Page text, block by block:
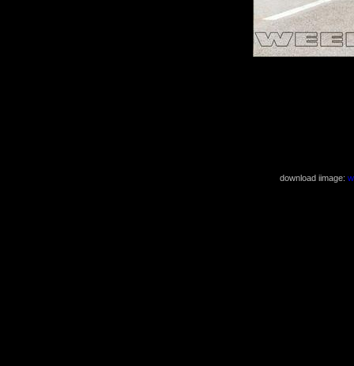
download iimage: